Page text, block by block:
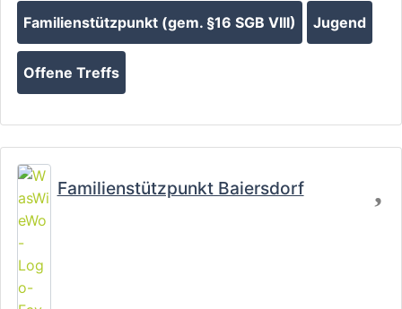
Familienstützpunkt (gem. §16 SGB VIII) Jugend
Offene Treffs
Familienstützpunkt Baiersdorf